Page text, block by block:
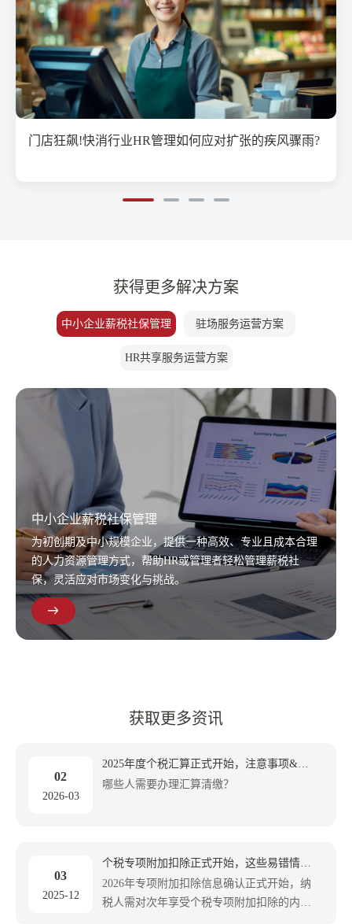
揭秘!规模化企业如何化繁为简，实现人力资源运营模
获得更多解决方案
中小企业薪税社保管理 驻场服务运营方案
HR共享服务运营方案
中小企业薪税社保管理
为初创期及中小规模企业，提供一种高效、专业且成本合理
的人力资源管理方式，帮助HR或管理者轻松管理薪税社
保，灵活应对市场变化与挑战。
获取更多资讯
02
2026-03
2025年度个税汇算正式开始，注意事项&操
作步骤→
哪些人需要办理汇算清缴？
03
2025-12
个税专项附加扣除正式开始，这些易错情形
需注意
2026年专项附加扣除信息确认正式开始，纳
税人需对次年享受个税专项附加扣除的内容